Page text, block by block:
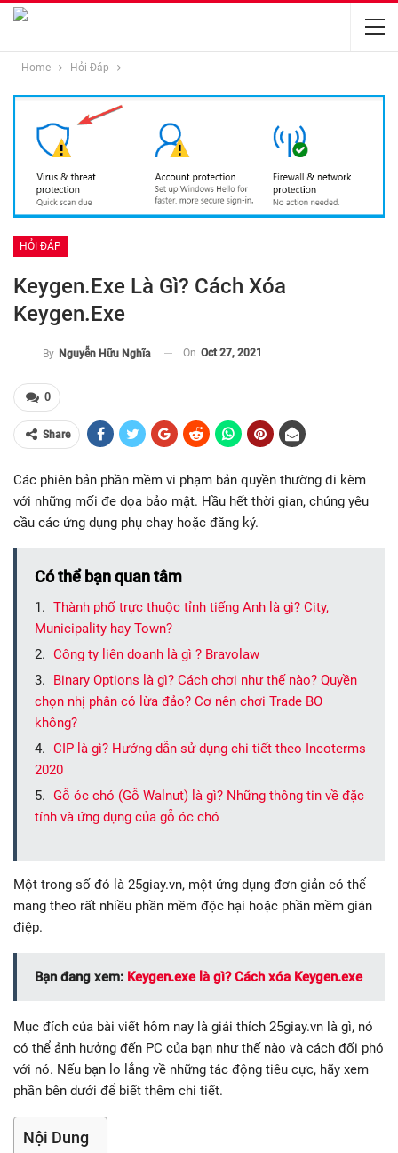
Home Hỏi Đáp
HỎI ĐÁP
Keygen.exe Là Gì? Cách Xóa
Keygen.exe
By Nguyễn Hữu Nghĩa On Oct 27, 2021
0
Share
Các phiên bản phần mềm vi phạm bản quyền thường đi kèm
với những mối đe dọa bảo mật. Hầu hết thời gian, chúng yêu
cầu các ứng dụng phụ chạy hoặc đăng ký.
Có thể bạn quan tâm
Thành phố trực thuộc tỉnh tiếng Anh là gì? City,
Municipality hay Town?
Công ty liên doanh là gì ? Bravolaw
Binary Options là gì? Cách chơi như thế nào? Quyền
chọn nhị phân có lừa đảo? Cơ nên chơi Trade BO
không?
CIP là gì? Hướng dẫn sử dụng chi tiết theo Incoterms
2020
Gỗ óc chó (Gỗ Walnut) là gì? Những thông tin về đặc
tính và ứng dụng của gỗ óc chó
Một trong số đó là 25giay.vn, một ứng dụng đơn giản có thể
mang theo rất nhiều phần mềm độc hại hoặc phần mềm gián
điệp.
Bạn đang xem: Keygen.exe là gì? Cách xóa Keygen.exe
Mục đích của bài viết hôm nay là giải thích 25giay.vn là gì, nó
có thể ảnh hưởng đến PC của bạn như thế nào và cách đối phó
với nó. Nếu bạn lo lắng về những tác động tiêu cực, hãy xem
phần bên dưới để biết thêm chi tiết.
Nội Dung